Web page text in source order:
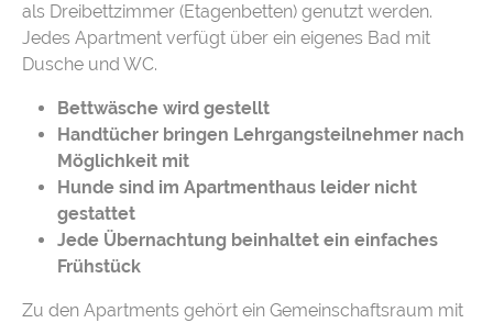
als Dreibettzimmer (Etagenbetten) genutzt werden.
Jedes Apartment verfügt über ein eigenes Bad mit
Dusche und WC.
Bettwäsche wird gestellt
Handtücher bringen Lehrgangsteilnehmer nach
Möglichkeit mit
Hunde sind im Apartmenthaus leider nicht
gestattet
Jede Übernachtung beinhaltet ein einfaches
Frühstück
Zu den Apartments gehört ein Gemeinschaftsraum mit